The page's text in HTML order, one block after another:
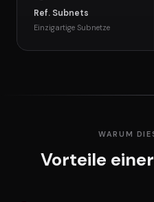
Ref. Subnets
Einzigartige Subnetze
WARUM
Vorteile